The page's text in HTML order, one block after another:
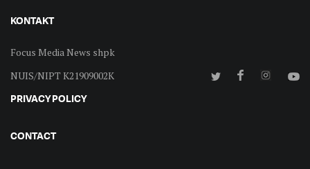
KONTAKT
Focus Media News shpk
NUIS/NIPT K21909002K
PRIVACY POLICY
CONTACT